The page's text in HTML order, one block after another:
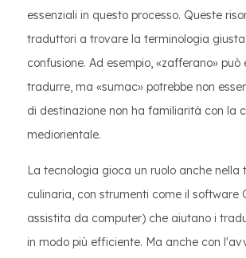
essenziali in questo processo. Queste
traduttori a trovare la terminologia
confusione. Ad esempio, «zafferano»
tradurre, ma «sumac» potrebbe non
di destinazione non ha familiarità con la
mediorientale.
La tecnologia gioca un ruolo anche nella
culinaria, con strumenti come il software
assistita da computer) che aiutano i
in modo più efficiente. Ma anche con